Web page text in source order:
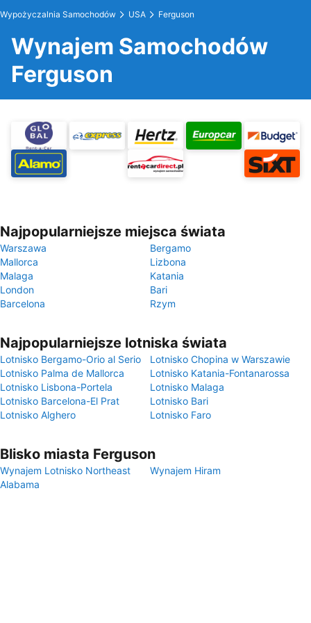
Wypożyczalnia Samochodów USA Ferguson
Wynajem Samochodów
Ferguson
Najpopularniejsze miejsca świata
Warszawa
Bergamo
Mallorca
Lizbona
Malaga
Katania
London
Bari
Barcelona
Rzym
Najpopularniejsze lotniska świata
Lotnisko Bergamo-Orio al Serio
Lotnisko Chopina w Warszawie
Lotnisko Palma de Mallorca
Lotnisko Katania-Fontanarossa
Lotnisko Lisbona-Portela
Lotnisko Malaga
Lotnisko Barcelona-El Prat
Lotnisko Bari
Lotnisko Alghero
Lotnisko Faro
Blisko miasta Ferguson
Wynajem Lotnisko Northeast
Alabama
Wynajem Hiram